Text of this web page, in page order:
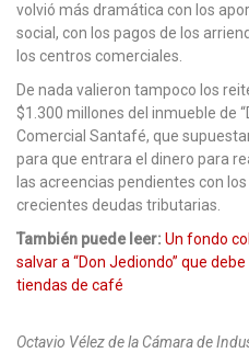
volvió más dramática con los
social, con los pagos de los
los centros comerciales.
De nada valieron tampoco los
$1.300 millones del inmueble de
Comercial Santafé, que
para que entrara el dinero para
las acreencias pendientes con
crecientes deudas tributarias.
También puede leer: Un fondo
salvar a “Don Jediondo” que
tiendas de café
Octavio Vélez de la Cámara de